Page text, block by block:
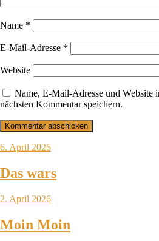
Name *
E-Mail-Adresse *
Website
Name, E-Mail-Adresse und Website
nächsten Kommentar speichern.
6. April 2026
Das wars
2. April 2026
Moin Moin